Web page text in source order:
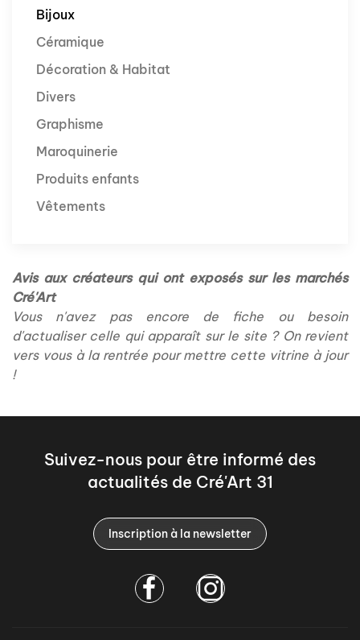
Bijoux
Céramique
Décoration & Habitat
Divers
Graphisme
Maroquinerie
Produits enfants
Vêtements
Avis aux créateurs qui ont exposés sur les marchés
Cré'Art
Vous n'avez pas encore de fiche ou besoin
d'actualiser celle qui apparaît sur le site ? On revient
vers vous à la rentrée pour mettre cette vitrine à jour
!
Suivez-nous pour être informé des
actualités de Cré'Art 31
Inscription à la newsletter